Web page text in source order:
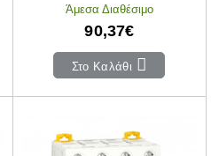
Άμεσα Διαθέσιμο
90,37€
Στο Καλάθι